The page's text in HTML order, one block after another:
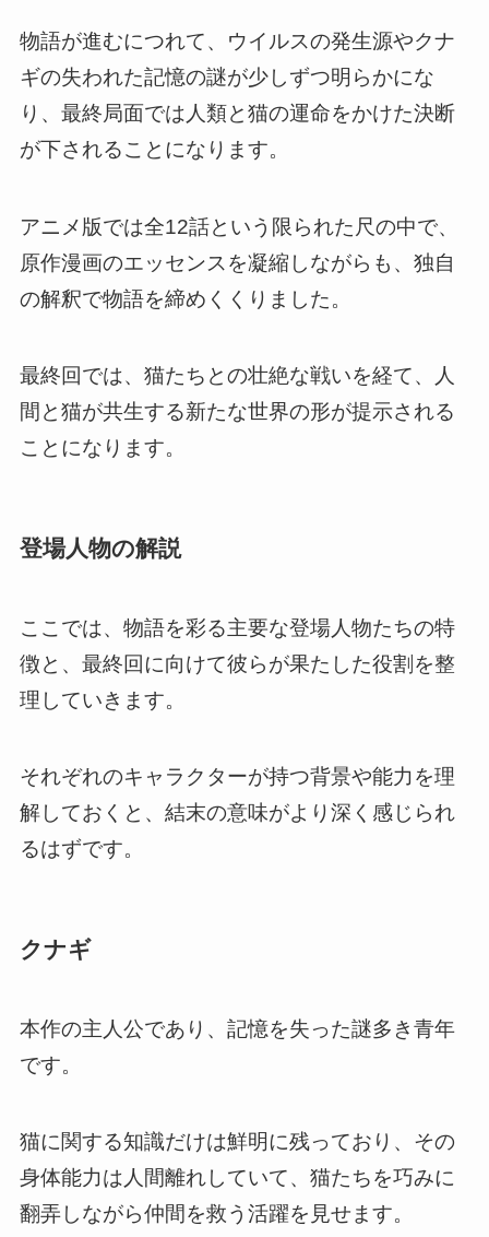
物語が進むにつれて、ウイルスの発生源やクナ
ギの失われた記憶の謎が少しずつ明らかにな
り、最終局面では人類と猫の運命をかけた決断
が下されることになります。
アニメ版では全12話という限られた尺の中で、
原作漫画のエッセンスを凝縮しながらも、独自
の解釈で物語を締めくくりました。
最終回では、猫たちとの壮絶な戦いを経て、人
間と猫が共生する新たな世界の形が提示される
ことになります。
登場人物の解説
ここでは、物語を彩る主要な登場人物たちの特
徴と、最終回に向けて彼らが果たした役割を整
理していきます。
それぞれのキャラクターが持つ背景や能力を理
解しておくと、結末の意味がより深く感じられ
るはずです。
クナギ
本作の主人公であり、記憶を失った謎多き青年
です。
猫に関する知識だけは鮮明に残っており、その
身体能力は人間離れしていて、猫たちを巧みに
翻弄しながら仲間を救う活躍を見せます。